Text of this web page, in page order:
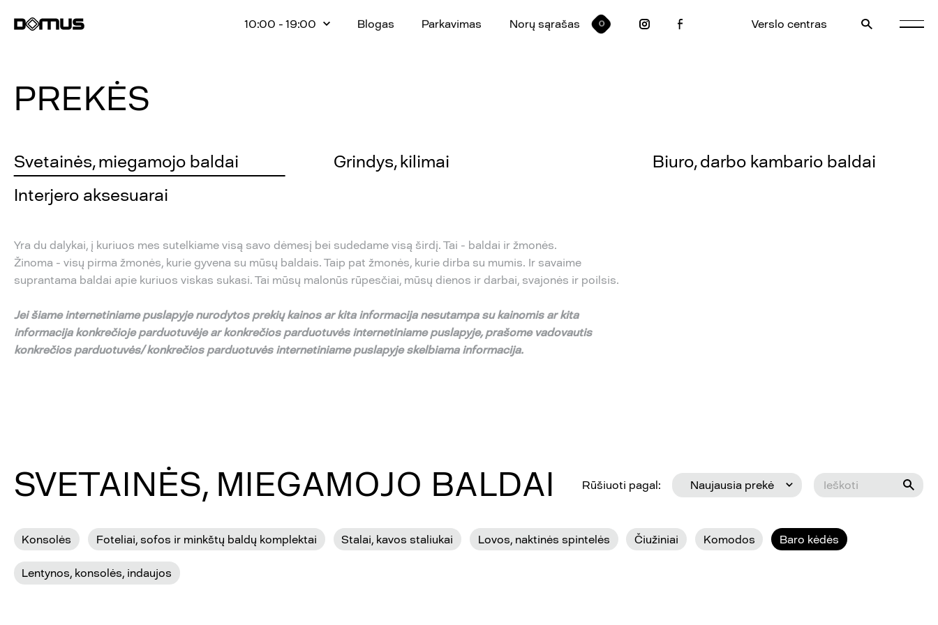
10:00 - 19:00 Blogas Parkavimas Norų sąrašas 0 Verslo centras
PREKĖS
Svetainės, miegamojo baldai Grindys, kilimai
Biuro, darbo kambario baldai
Interjero aksesuarai
Yra du dalykai, į kuriuos mes sutelkiame visą savo dėmesį bei sudedame visą širdį. Tai - baldai ir žmonės.
Žinoma - visų pirma žmonės, kurie gyvena su mūsų baldais. Taip pat žmonės, kurie dirba su mumis. Ir savaime
suprantama baldai apie kuriuos viskas sukasi. Tai mūsų malonūs rūpesčiai, mūsų dienos ir darbai, svajonės ir poilsis.
Jeišiame internetiniame puslapyje nurodytos prekiųkainos ar kita informacija nesutampa sukainomis ar kita
informacija konkrečioje parduotuvėje ar konkrečios parduotuvės internetiniame puslapyje, prašome vadovautis
konkrečios parduotuvės/ konkrečios parduotuvės internetiniame puslapyje skelbiama informacija.
SVETAINĖS, MIEGAMOJO BALDAI Rūšiuoti pagal: Naujausia prekė
Konsolės Foteliai, sofos ir minkštų baldų komplektai Stalai, kavos staliukai Lovos, naktinės spintelės Čiužiniai Komodos Baro kėdės
Lentynos, konsolės, indaujos